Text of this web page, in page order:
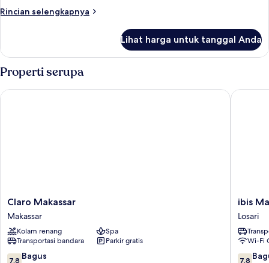
City
Room
Rincian selengkapnya
Rincian
Deluxe
City
View
Twin
Room
Lihat harga untuk tanggal Anda
Properti serupa
Claro
Makassar
Makassar
Claro Makassar
Makassar
Kolam renang
Spa
Transportasi bandara
Parkir gratis
7.8
7,8 Bagus
Claro Makassar
ibis
City
Center
Losari
ibis
Losari
Wi-Fi
7.8
7,8
ibis